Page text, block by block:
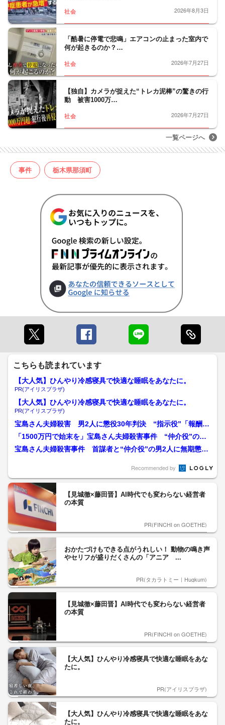
社会 2026年8月3日
「酷暑に停電で悲鳴」エアコンの止まった室内で
何が起きるのか？…
社会 2026年7月27日
【独自】カメラが捉えた“トレカ泥棒”の驚きの行
動 被害1000万…
社会 2026年7月27日
一覧ページへ
事件 栃木県那須町
こちらも読まれています
【大人気】ひんやり冷感寝具で快適な睡眠をあなたに。
PR(アイリスプラザ)
【大人気】ひんやり冷感寝具で快適な睡眠をあなたに。
PR(アイリスプラザ)
宝島さん夫婦殺害 男2人に懲役30年判決 “指示役”「報酬も
らっていない」 “仲...
「1500万円で始末を」宝島さん夫婦殺害事件 “仲介役”の男2
人に7月3日判決 ...
宝島さん夫婦殺害事件 首謀者と“仲介役”の男2人に無期懲役
Recommended by
【見城徹×藤田晋】AI時代でも変わらない経営者
の本質
PR(FINCHI on GOETHE)
おかたづけもできる点がうれしい！ 動物の鳴き声
やセリフが盛りだくさんの「アニア ...
PR(タカラトミー｜Hugkum)
【見城徹×藤田晋】AI時代でも変わらない経営者
の本質
PR(FINCHI on GOETHE)
【大人気】ひんやり冷感寝具で快適な睡眠をあな
たに。
PR(アイリスプラザ)
【大人気】ひんやり冷感寝具で快適な睡眠をあな
たに。